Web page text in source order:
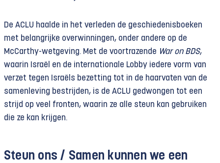
De ACLU haalde in het verleden de geschiedenisboeken
met belangrijke overwinningen, onder andere op de
McCarthy-wetgeving. Met de voortrazende War on BDS,
waarin Israël en de internationale Lobby iedere vorm van
verzet tegen Israëls bezetting tot in de haarvaten van de
samenleving bestrijden, is de ACLU gedwongen tot een
strijd op veel fronten, waarin ze alle steun kan gebruiken
die ze kan krijgen.
Steun ons / Samen kunnen we een